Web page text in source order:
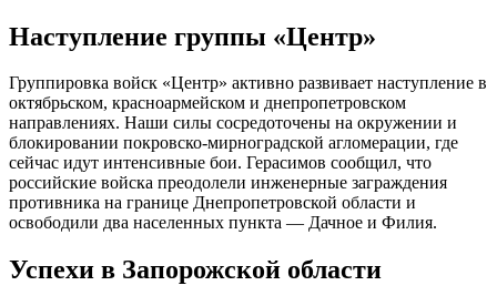
Наступление группы «Центр»
Группировка войск «Центр» активно развивает наступление в
октябрьском, красноармейском и днепропетровском
направлениях. Наши силы сосредоточены на окружении и
блокировании покровско-мирноградской агломерации, где
сейчас идут интенсивные бои. Герасимов сообщил, что
российские войска преодолели инженерные заграждения
противника на границе Днепропетровской области и
освободили два населенных пункта — Дачное и Филия.
Успехи в Запорожской области